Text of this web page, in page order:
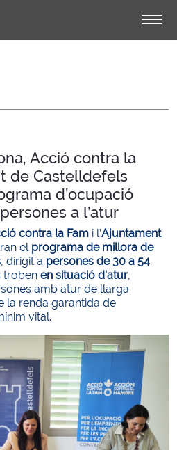
Acció contra la
de Castelldefels
d’ocupació
a l’atur
contra la Fam i l’Ajuntament
el programa de millora de
, dirigit a persones de 30 a 54
troben en situació d’atur,
amb atur de llarga
la renda garantida de
vital.